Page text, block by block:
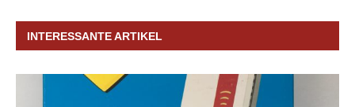
INTERESSANTE ARTIKEL